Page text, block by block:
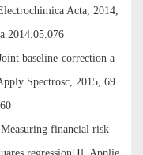
Acta, 2014,
baseline-correction a
Spectrosc, 2015, 69
financial risk